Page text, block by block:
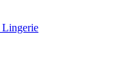
Lingerie